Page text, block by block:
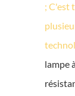
; C'est
lampe